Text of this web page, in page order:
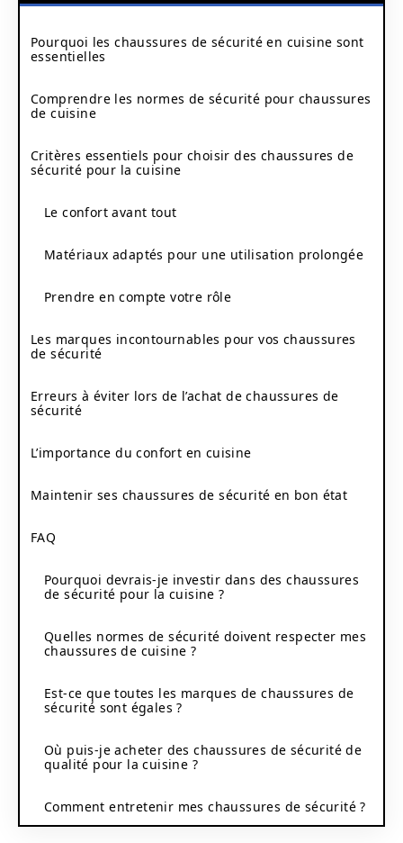
Pourquoi les chaussures de sécurité en cuisine sont
essentielles
Comprendre les normes de sécurité pour chaussures
de cuisine
Critères essentiels pour choisir des chaussures de
sécurité pour la cuisine
Le confort avant tout
Matériaux adaptés pour une utilisation prolongée
Prendre en compte votre rôle
Les marques incontournables pour vos chaussures
de sécurité
Erreurs à éviter lors de l’achat de chaussures de
sécurité
L’importance du confort en cuisine
Maintenir ses chaussures de sécurité en bon état
FAQ
Pourquoi devrais-je investir dans des chaussures
de sécurité pour la cuisine ?
Quelles normes de sécurité doivent respecter mes
chaussures de cuisine ?
Est-ce que toutes les marques de chaussures de
sécurité sont égales ?
Où puis-je acheter des chaussures de sécurité de
qualité pour la cuisine ?
Comment entretenir mes chaussures de sécurité ?